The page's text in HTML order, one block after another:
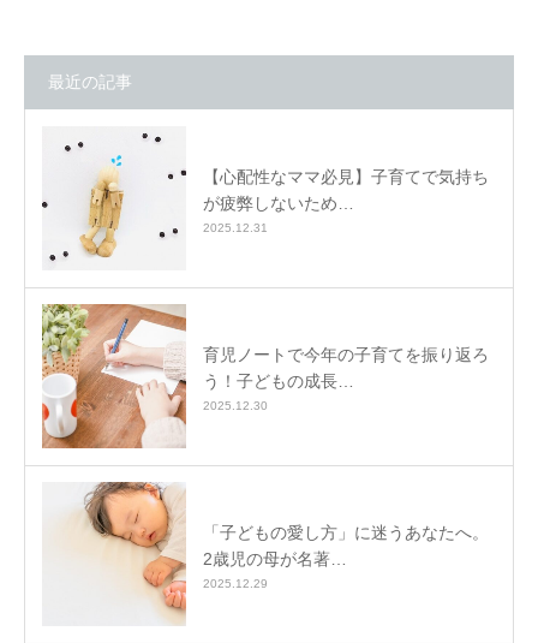
最近の記事
【心配性なママ必見】子育てで気持ち
が疲弊しないため…
2025.12.31
育児ノートで今年の子育てを振り返ろ
う！子どもの成長…
2025.12.30
「子どもの愛し方」に迷うあなたへ。
2歳児の母が名著…
2025.12.29